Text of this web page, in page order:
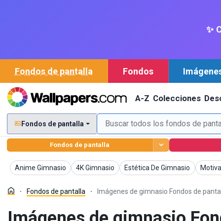
✨
Fondos de pantalla Fondos
A-Z Colecciones
Fondos de pantalla
Fondos de pantalla
Anime Gimnasio
Fondos de pantalla 4K Gimnasio
Fondos de pantallaEstética De Gimnasio
Fondos de pantalla
Fondos de pantalla Imágenes de gimnasio Fondos de